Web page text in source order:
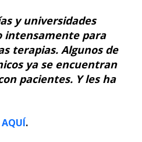
y universidades
intensamente para
terapias. Algunos de
ya se encuentran
pacientes. Y les ha
AQUÍ.